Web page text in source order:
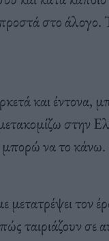
στο άλογο.
και έντονα,
στην
μπορώ να το κάνω.
μετατρέψει τον
ταιριάζουν σε